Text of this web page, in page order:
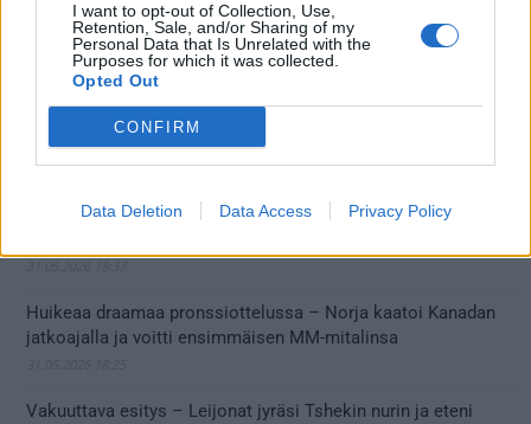
I want to opt-out of Collection, Use,
Retention, Sale, and/or Sharing of my
Personal Data that Is Unrelated with the
Purposes for which it was collected.
Opted Out
CONFIRM
Data Deletion Data Access Privacy Policy
Tuoreimmat uutiset
MM-kullasta käytiin armoton vääntö – Leijonat voitti
maailmanmestaruuden jatkoajalla
Huikeaa draamaa pronssiottelussa – Norja kaatoi Kanadan
jatkoajalla ja voitti ensimmäisen MM-mitalinsa
Vakuuttava esitys – Leijonat jyräsi Tshekin nurin ja eteni